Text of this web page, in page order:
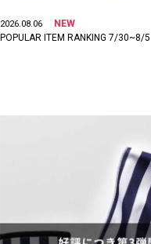
2026.08.06
NEW
POPULAR ITEM RANKING 7/30~8/5